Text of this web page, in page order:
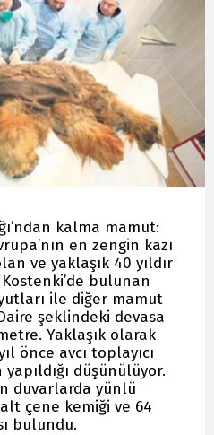
kalma mamut:
en zengin kazı
ve yaklaşık 40 yıldır
Kostenki’de bulunan
ile diğer mamut
şeklindeki devasa
Yaklaşık olarak
önce avcı toplayıcı
düşünülüyor.
duvarlarda yünlü
çene kemiği ve 64
bulundu.